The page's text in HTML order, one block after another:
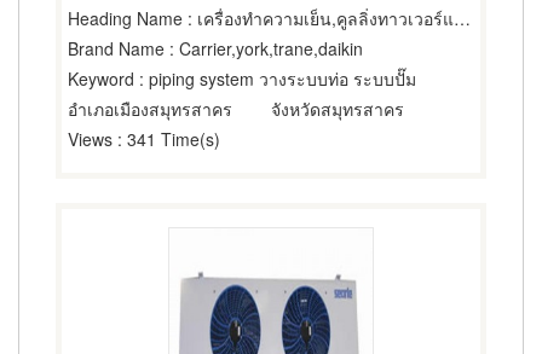
Heading Name : เครื่องทำความเย็น,คูลลิ่งทาวเวอร์แอร์ขนาดใหญ่,แอร์ขนาดเล็กและชนิดแยกส่วน
Brand Name : Carrier,york,trane,daikin
Keyword : piping system วางระบบท่อ ระบบปั๊ม
อำเภอเมืองสมุทรสาคร
จังหวัดสมุทรสาคร
Views : 341 Time(s)